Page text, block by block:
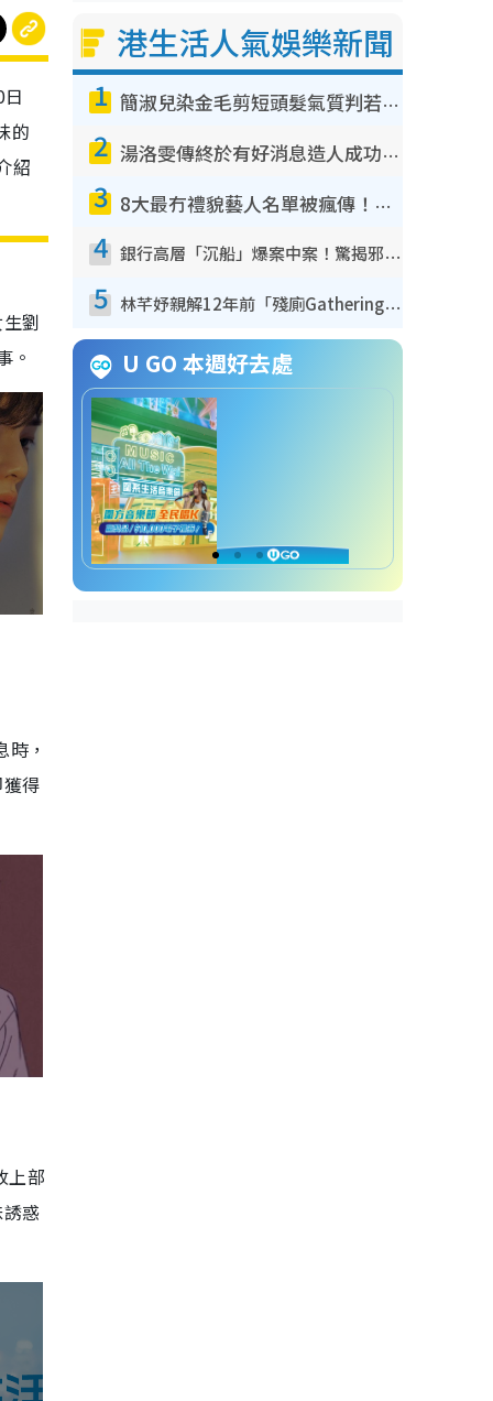
的
紹
劉
。
，
得
上部
惑
港生活人氣娛樂新聞
1 簡淑兒染金毛剪短頭髮氣質判若兩人！嚇壞老公麥大力都認唔出：「你做咩事？」
2 湯洛雯傳終於有好消息造人成功！兩大細節曝孕味極濃惹猜測：大肚婆先會咁！
3 8大最冇禮貌藝人名單被瘋傳！網民揭發明星真面目 一致數臭呢位係無品天花板？
4 銀行高層「沉船」爆案中案！驚揭邪教洗腦操控賣淫被吞600萬 幕後黑手講多錯多
5 林芊妤親解12年前「殘廁Gathering」真相！高層解約一句話重創尊嚴至今拒返TVB
U GO 本週好去處